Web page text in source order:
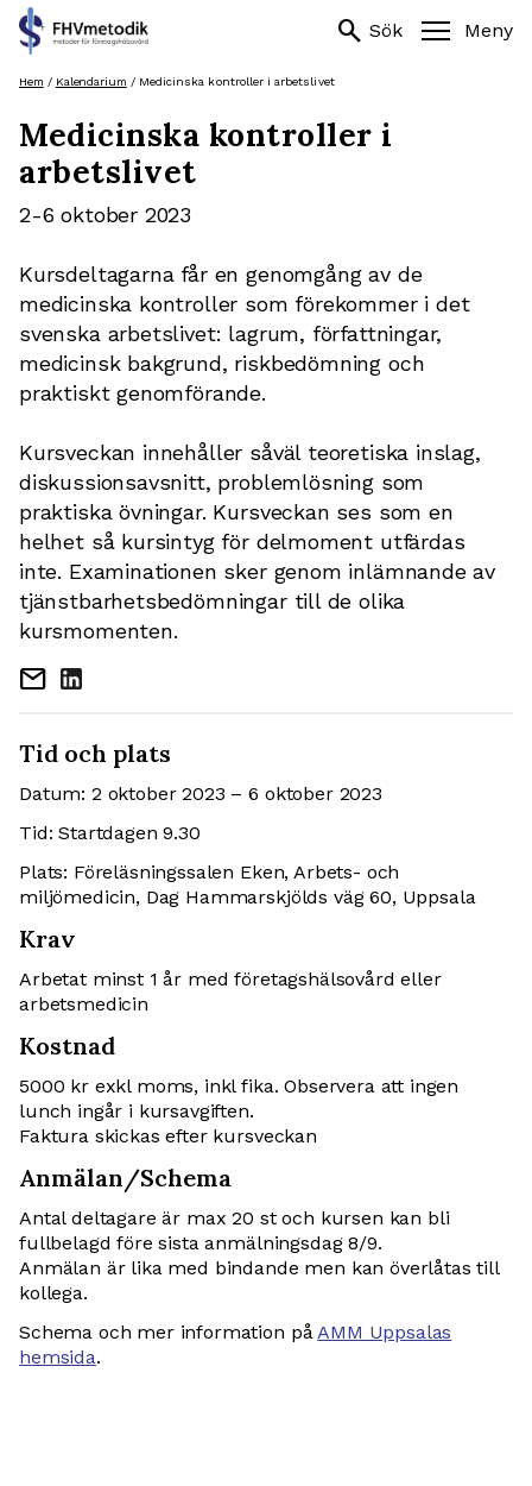
Hoppa
innehåll
search Sök Meny
Sök
efter:
search
Hem / Kalendarium / Medicinska kontroller i arbetslivet
Medicinska kontroller i
arbetslivet
2-6 oktober 2023
Kursdeltagarna får en genomgång av de
medicinska kontroller som förekommer i det
svenska arbetslivet: lagrum, författningar,
medicinsk bakgrund, riskbedömning och
praktiskt genomförande.
Kursveckan innehåller såväl teoretiska inslag,
diskussionsavsnitt, problemlösning som
praktiska övningar. Kursveckan ses som en
helhet så kursintyg för delmoment utfärdas
inte. Examinationen sker genom inlämnande av
tjänstbarhetsbedömningar till de olika
kursmomenten.
mail
Tid och plats
Datum: 2 oktober 2023 – 6 oktober 2023
Tid: Startdagen 9.30
Plats: Föreläsningssalen Eken, Arbets- och
miljömedicin, Dag Hammarskjölds väg 60, Uppsala
Krav
Arbetat minst 1 år med företagshälsovård eller
arbetsmedicin
Kostnad
5000 kr exkl moms, inkl fika. Observera att ingen
lunch ingår i kursavgiften.
Faktura skickas efter kursveckan
Anmälan/Schema
Antal deltagare är max 20 st och kursen kan bli
fullbelagd före sista anmälningsdag 8/9.
Anmälan är lika med bindande men kan överlåtas till
kollega.
Schema och mer information påAMM Uppsalas
hemsida.